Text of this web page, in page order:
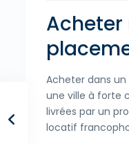
Acheter
Acheter dans
une ville à forte
livrées par un
locatif